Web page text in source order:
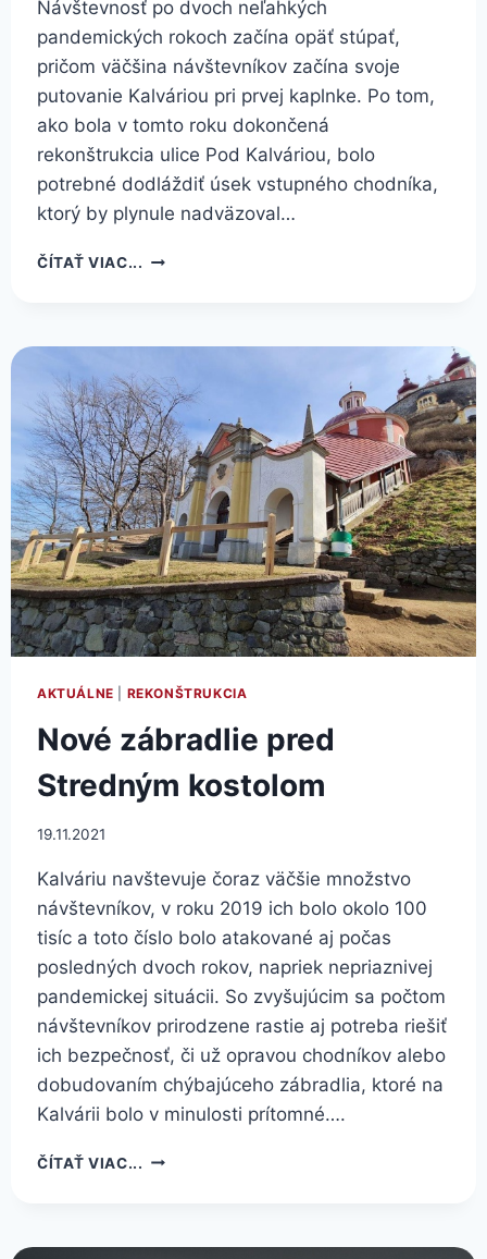
Návštevnosť po dvoch neľahkých
pandemických rokoch začína opäť stúpať,
pričom väčšina návštevníkov začína svoje
putovanie Kalváriou pri prvej kaplnke. Po tom,
ako bola v tomto roku dokončená
rekonštrukcia ulice Pod Kalváriou, bolo
potrebné dodláždiť úsek vstupného chodníka,
ktorý by plynule nadväzoval…
ČÍTAŤ VIAC... KALVÁRIA
BEZPEČNEJŠIA
KRAJŠIA
AKTUÁLNE REKONŠTRUKCIA
Nové zábradlie pred
Stredným kostolom
19.11.2021
Kalváriu navštevuje čoraz väčšie množstvo
návštevníkov, v roku 2019 ich bolo okolo 100
tisíc a toto číslo bolo atakované aj počas
posledných dvoch rokov, napriek nepriaznivej
pandemickej situácii. So zvyšujúcim sa počtom
návštevníkov prirodzene rastie aj potreba riešiť
ich bezpečnosť, či už opravou chodníkov alebo
dobudovaním chýbajúceho zábradlia, ktoré na
Kalvárii bolo v minulosti prítomné….
ČÍTAŤ VIAC... NOVÉ
KOSTOLOM